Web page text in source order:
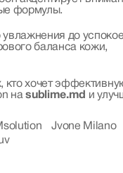
формулы.
увлажнения до
баланса кожи,
хочет
наsublime.md и
Jvone Milano